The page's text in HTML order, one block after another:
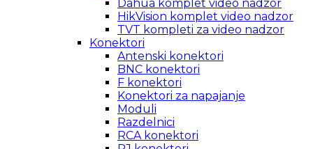
Dahua komplet video nadzor
HikVision komplet video nadzor
TVT kompleti za video nadzor
Konektori
Antenski konektori
BNC konektori
F konektori
Konektori za napajanje
Moduli
Razdelnici
RCA konektori